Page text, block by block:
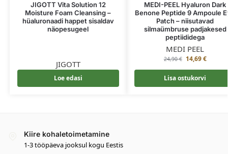
JIGOTT Vita Solution 12
Moisture Foam Cleansing –
hüaluronaadi happet sisaldav
näopesugeel
JIGOTT
Loe edasi
MEDI-PEEL Hyaluron Dark
Benone Peptide 9 Ampoule
Patch – niisutavad
silmaümbruse padjakesed
peptiididega
MEDI PEEL
24,90€ 14,69€
Lisa ostukorvi
Kiire kohaletoimetamine
1-3 tööpäeva jooksul kogu Eestis